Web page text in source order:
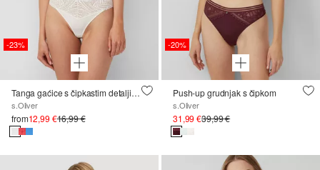
-23%
Tanga gaćice s čipkastim detaljima
s.Oliver
from12,99 €16,99 €
-20%
Push-up grudnjak s čipkom
s.Oliver
31,99 €39,99 €